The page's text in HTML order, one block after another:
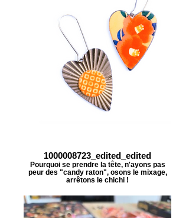
1000008723_edited_edited
Pourquoi se prendre la tête, n'ayons pas
peur des "candy raton", osons le mixage,
arrêtons le chichi !